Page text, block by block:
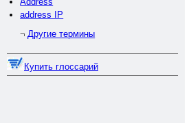
address IP
¬ Другие термины
Купить глоссарий